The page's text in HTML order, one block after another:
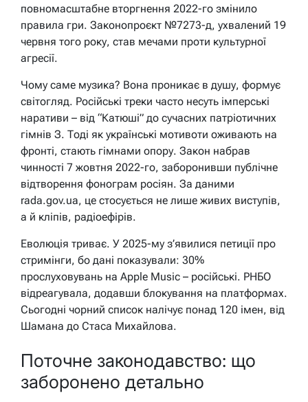
повномасштабне вторгнення 2022-го змінило
правила гри. Законопроєкт №7273-д, ухвалений 19
червня того року, став мечами проти культурної
агресії.
Чому саме музика? Вона проникає в душу, формує
світогляд. Російські треки часто несуть імперські
наративи – від “Катюші” до сучасних патріотичних
гімнів З. Тоді як українські мотивоти оживають на
фронті, стають гімнами опору. Закон набрав
чинності 7 жовтня 2022-го, заборонивши публічне
відтворення фонограм росіян. За даними
rada.gov.ua, це стосується не лише живих виступів,
а й кліпів, радіоефірів.
Еволюція триває. У 2025-му з’явилися петиції про
стримінги, бо дані показували: 30%
прослуховувань на Apple Music – російські. РНБО
відреагувала, додавши блокування на платформах.
Сьогодні чорний список налічує понад 120 імен, від
Шамана до Стаса Михайлова.
Поточне законодавство: що
заборонено детально